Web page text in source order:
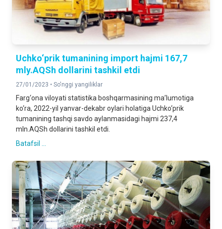
Uchko‘prik tumanining import hajmi 167,7
mly.AQSh dollarini tashkil etdi
27/01/2023 • So'nggi yangiliklar
Farg‘ona viloyati statistika boshqarmasining ma’lumotiga
ko‘ra, 2022-yil yanvar-dekabr oylari holatiga Uchko‘prik
tumanining tashqi savdo aylanmasidagi hajmi 237,4
mln.AQSh dollarini tashkil etdi.
Batafsil ...